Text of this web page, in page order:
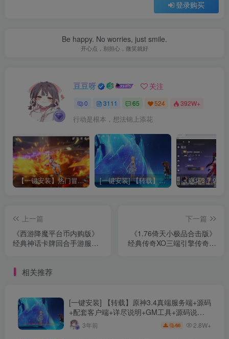
登录购买
Be happy. No worries, just smile.
开心点，别担心，微笑就好
豆豆呀 关注
0 3111 65 524 392W+
行动是根本，想法锦上添花
【一键安装】热门冒险策略类游戏崩坏：星穹铁道全新2.3版本一键端+一键代理+一键启动+免虚拟机 [一键安装] 【转载】原神3.4真端服务端+源码+配套客户端+详尽说明+GM工具+源码说明文件
上一篇
《西游降魔平台币内购版》
经典神话卡牌回合手游服务
搭建教程
下一篇
《1.76倚天小极品合击版》
经典传奇XO三端引擎传奇手
相关推荐
[一键安装] 【转载】原神3.4真端服务端+源码
+配套客户端+详尽说明+GM工具+源码说明
文件3年前 66 2.8W+